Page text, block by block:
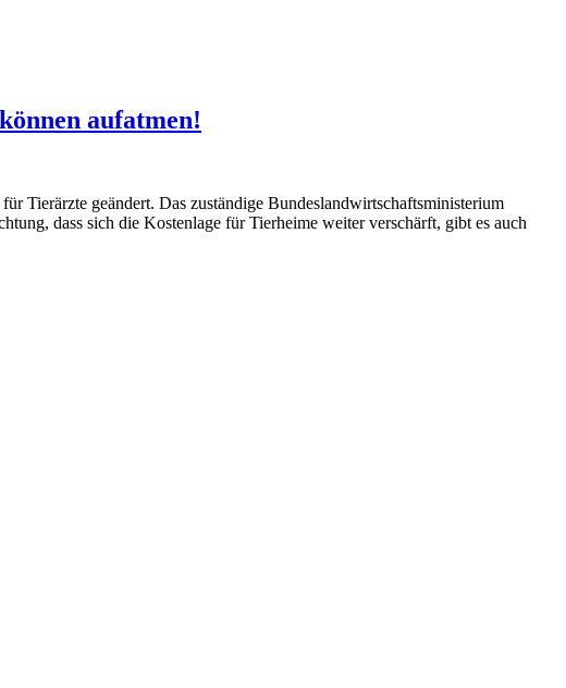
aufatmen!
Tierärzte geändert. Das zuständige Bundeslandwirtschaftsministerium
dass sich die Kostenlage für Tierheime weiter verschärft, gibt es auch